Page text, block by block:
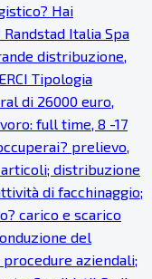
Hai
Italia Spa
distribuzione,
Tipologia
di 26000 euro,
full time, 8 -17
prelievo,
distribuzione
di facchinaggio;
carico e scarico
del
aziendali;